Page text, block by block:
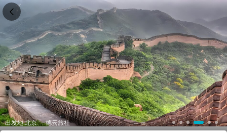
出发地:北京 德云旅社
